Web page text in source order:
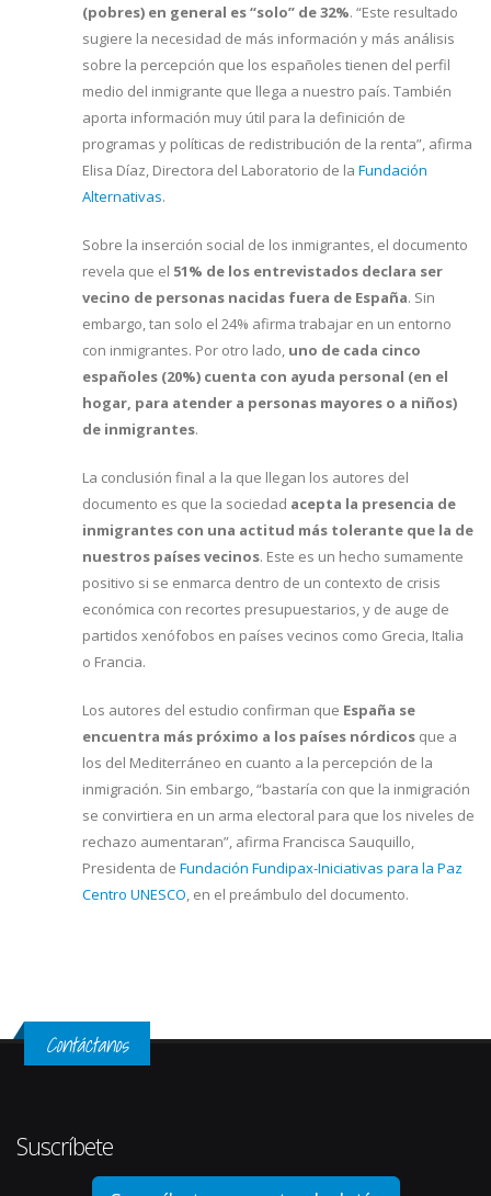
(pobres) en general es “solo” de 32%. “Este resultado
sugiere la necesidad de más información y más análisis
sobre la percepción que los españoles tienen del perfil
medio del inmigrante que llega a nuestro país. También
aporta información muy útil para la definición de
programas y políticas de redistribución de la renta”, afirma
Elisa Díaz, Directora del Laboratorio de la Fundación
Alternativas.
Sobre la inserción social de los inmigrantes, el documento
revela que el 51% de los entrevistados declara ser
vecino de personas nacidas fuera de España. Sin
embargo, tan solo el 24% afirma trabajar en un entorno
con inmigrantes. Por otro lado, uno de cada cinco
españoles (20%) cuenta con ayuda personal (en el
hogar, para atender a personas mayores o a niños)
de inmigrantes.
La conclusión final a la que llegan los autores del
documento es que la sociedad acepta la presencia de
inmigrantes con una actitud más tolerante que la de
nuestros países vecinos. Este es un hecho sumamente
positivo si se enmarca dentro de un contexto de crisis
económica con recortes presupuestarios, y de auge de
partidos xenófobos en países vecinos como Grecia, Italia
o Francia.
Los autores del estudio confirman que España se
encuentra más próximo a los países nórdicos que a
los del Mediterráneo en cuanto a la percepción de la
inmigración. Sin embargo, “bastaría con que la inmigración
se convirtiera en un arma electoral para que los niveles de
rechazo aumentaran”, afirma Francisca Sauquillo,
Presidenta de Fundación Fundipax-Iniciativas para la Paz
Centro UNESCO , en el preámbulo del documento.
Contáctanos
Suscríbete